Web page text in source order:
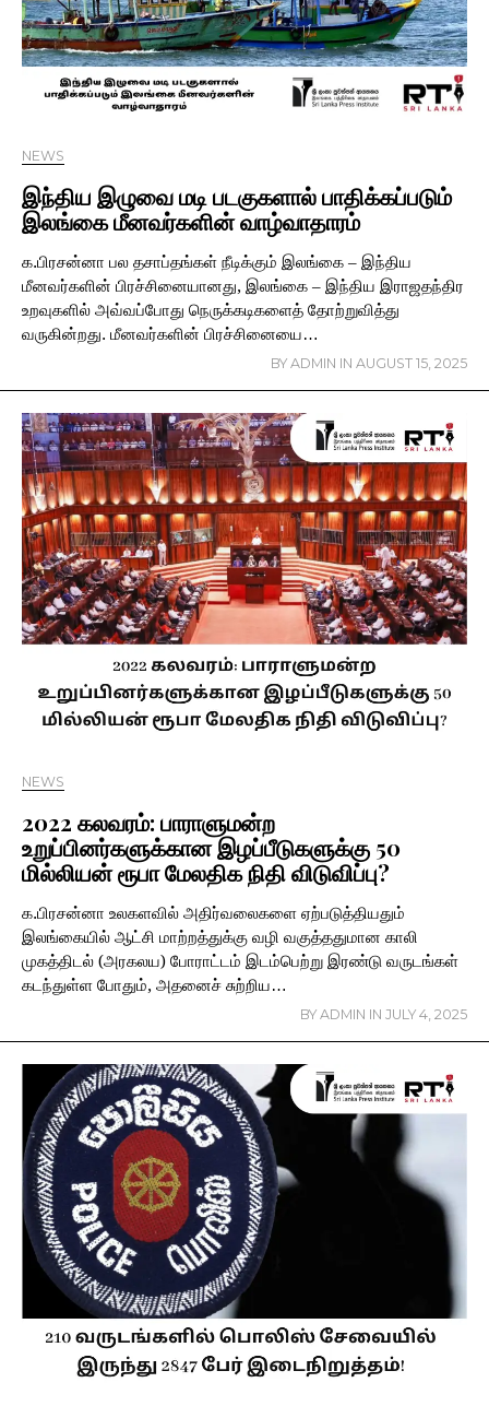
NEWS
இந்திய இழுவை மடி படகுகளால் பாதிக்கப்படும்
இலங்கை மீனவர்களின் வாழ்வாதாரம்
க.பிரசன்னா பல தசாப்தங்கள் நீடிக்கும் இலங்கை – இந்திய
மீனவர்களின் பிரச்சினையானது, இலங்கை – இந்திய இராஜதந்திர
உறவுகளில் அவ்வப்போது நெருக்கடிகளைத் தோற்றுவித்து
வருகின்றது. மீனவர்களின் பிரச்சினையை…
BY ADMIN IN AUGUST 15, 2025
NEWS
2022 கலவரம்: பாராளுமன்ற
உறுப்பினர்களுக்கான இழப்பீடுகளுக்கு 50
மில்லியன் ரூபா மேலதிக நிதி விடுவிப்பு?
க.பிரசன்னா உலகளவில் அதிர்வலைகளை ஏற்படுத்தியதும்
இலங்கையில் ஆட்சி மாற்றத்துக்கு வழி வகுத்ததுமான காலி
முகத்திடல் (அரகலய) போராட்டம் இடம்பெற்று இரண்டு வருடங்கள்
கடந்துள்ள போதும், அதனைச் சுற்றிய…
BY ADMIN IN JULY 4, 2025